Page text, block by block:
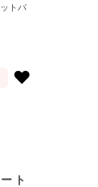
トパ
♥
ト